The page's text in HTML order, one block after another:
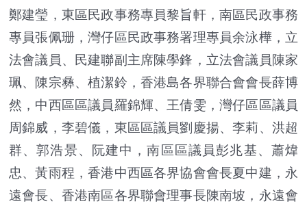
鄭建瑩，東區民政事務專員黎旨軒，南區民政事務
專員張佩珊，灣仔區民政事務署理專員余泳樺，立
法會議員、民建聯副主席陳學鋒，立法會議員陳家
珮、陳宗彝、植潔鈴，香港島各界聯合會會長薛博
然，中西區區議員羅錦輝、王倩雯，灣仔區區議員
周錦威，李碧儀，東區區議員劉慶揚、李莉、洪超
群、郭浩景、阮建中，南區區議員彭兆基、蕭煒
忠、黃雨程，香港中西區各界協會會長夏中建，永
遠會長、香港南區各界聯會理事長陳南坡，永遠會